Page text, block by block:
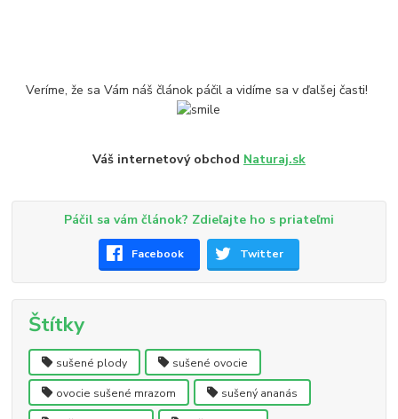
Veríme, že sa Vám náš článok páčil a vidíme sa v ďalšej časti!
Váš internetový obchod Naturaj.sk
Páčil sa vám článok? Zdieľajte ho s priateľmi
Facebook Twitter
Štítky
sušené plody sušené ovocie
ovocie sušené mrazom sušený ananás